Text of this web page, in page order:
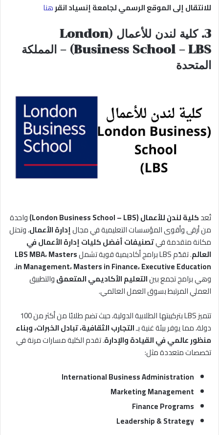
للانتقال إلى الموقع الرسمي لجامعة إنسياد انقرهنا
3. كلية لندن للأعمال (London
Business School – LBS) – المملكة
المتحدة
تُعدكلية لندن للأعمال (London Business School – LBS)
واحدة
من أرقى وأقوى المؤسسات التعليمية في مجالإدارة الأعمال، وتحتل
مكانة متقدمة فيتصنيفات أفضل كليات إدارة الأعمال في
العالم. تقدّم LBS برامج أكاديمية قوية تشمل
LBS MBA، Masters
in Management، Masters in Finance، Executive Education،
وهي برامج تجمع بينالتعليم الأكاديمي المتعمقوالتطبيق
العملي المرتبط بسوق العمل العالمي.
تتميز LBS بتركيبتها الطلابية الدولية، حيث تضم طلابًا من أكثر من 100
دولة، مما يوفر بيئة غنية بـالتجارب الثقافية، تبادل الخبرات، وبناء
منظور عالمي في القيادة والإدارة. تقدم الكلية مسارات مرنة في
تخصصات متعددة مثل:
International Business Administration
Marketing Management
Finance Programs
Leadership & Strategy